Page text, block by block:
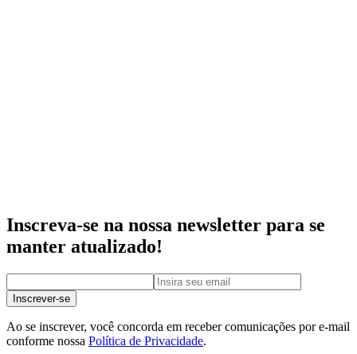
Inscreva-se na nossa newsletter para se
manter atualizado!
Inscrever-se
Ao se inscrever, você concorda em receber comunicações por e-mail
conforme nossa Política de Privacidade.